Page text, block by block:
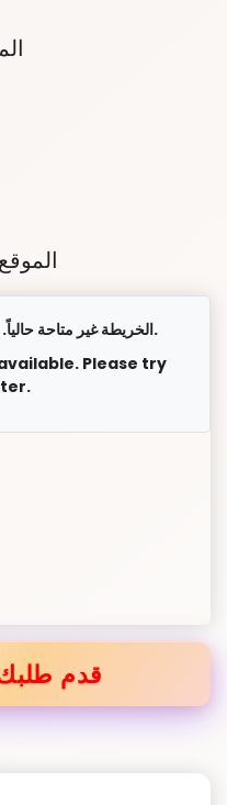
الخريطة غير متاحة حالياً. يرجى المحاولة مرة أخرى لاحقاً.
Please try
قدم طلبك